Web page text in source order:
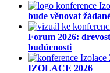
bude věnovat
Forum 2026:
budúcnosti
IZOLACE 2026